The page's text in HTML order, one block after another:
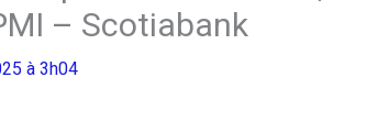
– Scotiabank
à 3h04